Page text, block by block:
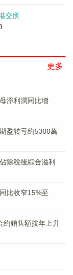
交所
更多
淨利潤同比增
盈转亏約5300萬
除稅後綜合溢利
比收窄15%至
約銷售額按年上升